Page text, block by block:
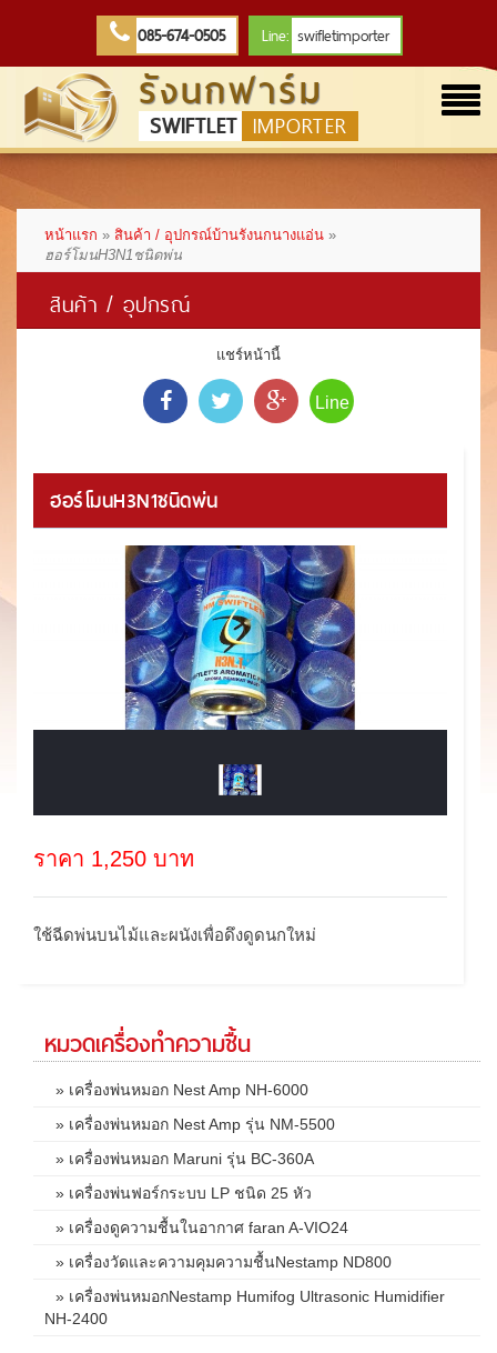
085-674-0505 Line: swifletimporter
รังนกฟาร์ม
SWIFTLET IMPORTER
หน้าแรก » สินค้า / อุปกรณ์บ้านรังนกนางแอ่น »
ฮอร์โมนH3N1ชนิดพ่น
สินค้า / อุปกรณ์
แชร์หน้านี้
Line
ฮอร์โมนH3N1ชนิดพ่น
ราคา 1,250 บาท
ใช้ฉีดพ่นบนไม้และผนังเพื่อดึงดูดนกใหม่
หมวดเครื่องทำความชื้น
» เครื่องพ่นหมอก Nest Amp NH-6000
» เครื่องพ่นหมอก Nest Amp รุ่น NM-5500
» เครื่องพ่นหมอก Maruni รุ่น BC-360A
» เครื่องพ่นฟอร์กระบบ LP ชนิด 25 หัว
» เครื่องดูความชื้นในอากาศ faran A-VIO24
» เครื่องวัดและความคุมความชื้นNestamp ND800
» เครื่องพ่นหมอกNestamp Humifog Ultrasonic Humidifier
NH-2400